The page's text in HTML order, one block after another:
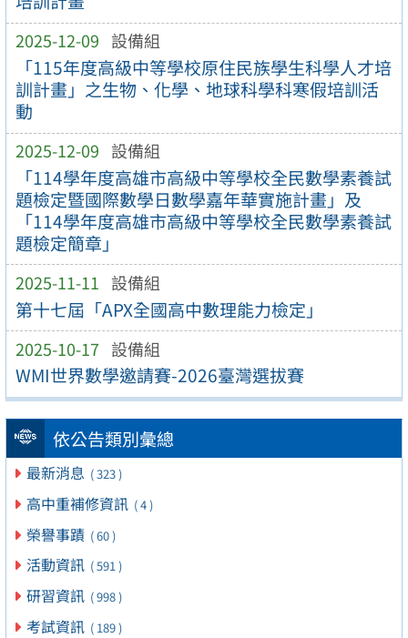
2025-12-09 設備組
「115年度高級中等學校原住民族學生科學人才培
訓計畫」之生物、化學、地球科學科寒假培訓活
動
2025-12-09 設備組
「114學年度高雄市高級中等學校全民數學素養試
題檢定暨國際數學日數學嘉年華實施計畫」及
「114學年度高雄市高級中等學校全民數學素養試
題檢定簡章」
2025-11-11 設備組
第十七屆「APX全國高中數理能力檢定」
2025-10-17 設備組
WMI世界數學邀請賽-2026臺灣選拔賽
依公告類別彙總
最新消息 ( 323 )
高中重補修資訊 ( 4 )
榮譽事蹟 ( 60 )
活動資訊 ( 591 )
研習資訊 ( 998 )
考試資訊 ( 189 )